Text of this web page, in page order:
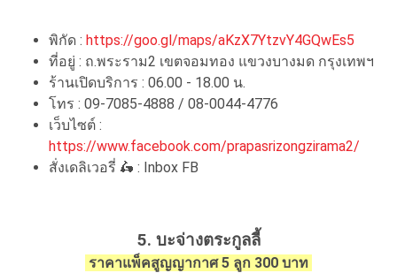
พิกัด : https://goo.gl/maps/aKzX7YtzvY4GQwEs5
ที่อยู่ : ถ.พระราม2 เขตจอมทอง แขวงบางมด กรุงเทพฯ
ร้านเปิดบริการ : 06.00 - 18.00 น.
โทร : 09-7085-4888 / 08-0044-4776
เว็บไซต์ :
https://www.facebook.com/prapasrizongzirama2/
สั่งเดลิเวอรี่ 🛵 : Inbox FB
5. บะจ่างตระกูลลี้
ราคาแพ็คสูญญากาศ 5 ลูก 300 บาท